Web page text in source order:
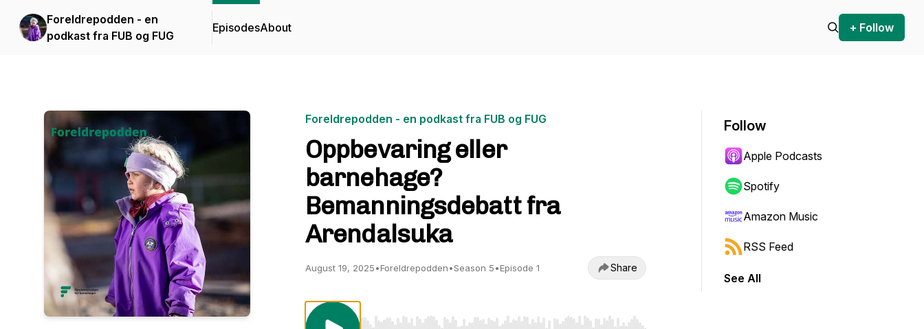
Foreldrepodden - en
podkast fra FUB og FUG
EpisodesAbout + Follow
Foreldrepodden - en podkast fra FUB og FUG
Oppbevaring eller
barnehage?
Bemanningsdebatt fra
Arendalsuka
August 19, 2025•Foreldrepodden•Season 5•Episode 1 Share
Follow
Apple Podcasts
Spotify
Amazon Music
RSS Feed
See All